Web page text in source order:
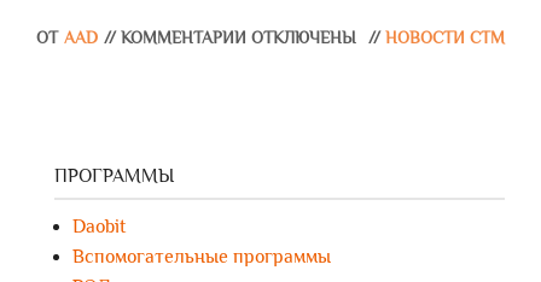
ОТ AAD // КОММЕНТАРИИ ОТКЛЮЧЕНЫ // НОВОСТИ СТМ
ПРОГРАММЫ
Daobit
Вспомогательные программы